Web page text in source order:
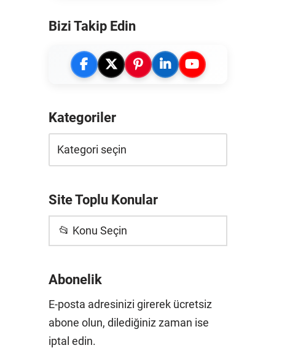
Bizi Takip Edin
Kategoriler
Site Toplu Konular
📂 Konu Seçin
Abonelik
E-posta adresinizi girerek ücretsiz
abone olun, dilediğiniz zaman ise
iptal edin.